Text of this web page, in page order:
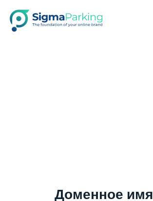
Доменное имя